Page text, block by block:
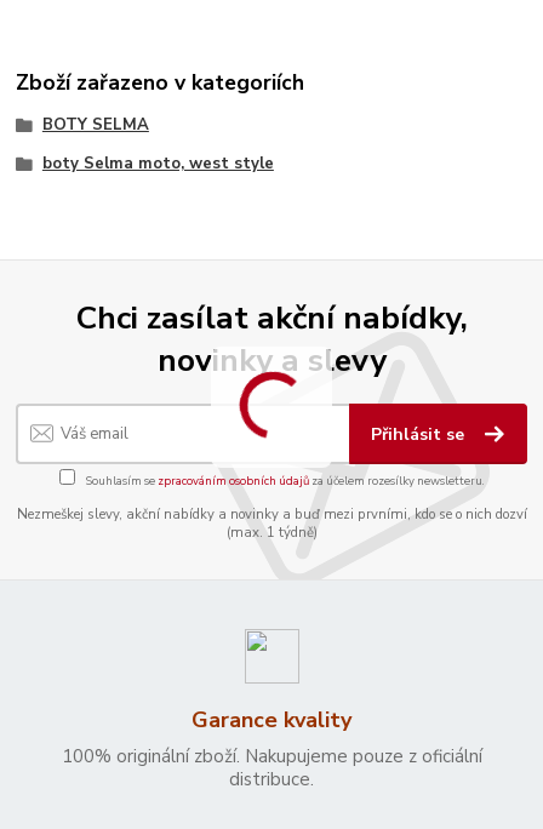
Zboží zařazeno v kategoriích
BOTY SELMA
boty Selma moto, west style
Chci zasílat akční nabídky,
novinky a slevy
Přihlásit se
Souhlasím se zpracováním osobních údajůza účelem rozesílky newsletteru.
Nezmeškej slevy, akční nabídky a novinky a buď mezi prvními, kdo se o nich dozví
(max. 1 týdně)
Garance kvality
100% originální zboží. Nakupujeme pouze z oficiální
distribuce.